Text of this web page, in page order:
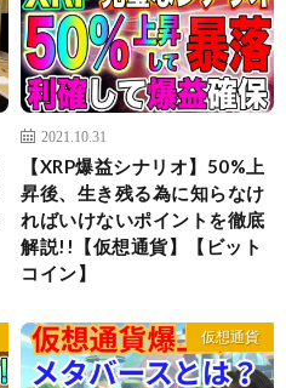
2021.10.31
【XRP爆益シナリオ】50%上
昇後、生き残る為に知らなけ
ればいけないポイントを徹底
解説!!【仮想通貨】【ビット
コイン】
仮想通貨